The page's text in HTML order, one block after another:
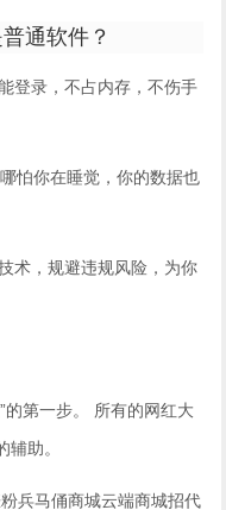
通软件？
登录，不占内存，不伤手
怕你在睡觉，你的数据也
术，规避违规风险，为你
的第一步。 所有的网红大
辅助。